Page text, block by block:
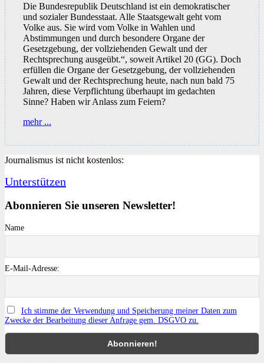
Die Bundesrepublik Deutschland ist ein demokratischer
und sozialer Bundesstaat. Alle Staatsgewalt geht vom
Volke aus. Sie wird vom Volke in Wahlen und
Abstimmungen und durch besondere Organe der
Gesetzgebung, der vollziehenden Gewalt und der
Rechtsprechung ausgeübt.“, soweit Artikel 20 (GG). Doch
erfüllen die Organe der Gesetzgebung, der vollziehenden
Gewalt und der Rechtsprechung heute, nach nun bald 75
Jahren, diese Verpflichtung überhaupt im gedachten
Sinne? Haben wir Anlass zum Feiern?
mehr ...
Journalismus ist nicht kostenlos:
Unterstützen
Abonnieren Sie unseren Newsletter!
Name
E-Mail-Adresse:
Ich stimme der Verwendung und Speicherung meiner Daten zum
Zwecke der Bearbeitung dieser Anfrage gem. DSGVO zu.